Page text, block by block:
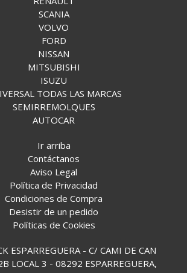
SCANIA
VOLVO
FORD
NISSAN
MITSUBISHI
ISUZU
TODAS LAS MARCAS
SEMIRREMOLQUES
AUTOCAR
Ir arriba
Contáctanos
Aviso Legal
Política de Privacidad
Condiciones de Compra
Desistir de un pedido
Políticas de Cookies
ESPARREGUERA - C/ CAMI DE CAN
LOCAL 3 - 08292 ESPARREGUERA,